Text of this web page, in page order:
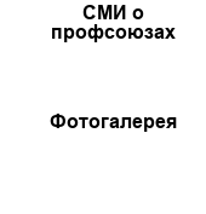
СМИ о
профсоюзах
Фотогалерея